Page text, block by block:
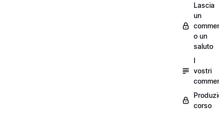
Lascia
un
o un
saluto
I
vostri
corso